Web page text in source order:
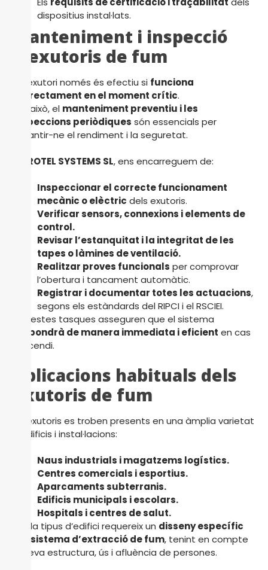
dispositius instal·lats.
Manteniment i inspecció
d’exutoris de fum
Un exutori només és efectiu si funciona
correctament en el moment crític.
Per això, el manteniment preventiu i les
inspeccions periòdiques són essencials per
garantir-ne el rendiment i la seguretat.
PROTEL SYSTEMS SL, ens encarreguem de:
Inspeccionar el correcte funcionament
mecànic o elèctric dels exutoris.
Verificar sensors, connexions i elements de
control.
Revisar l’estanquitat i la integritat de les
tapes o làmines de ventilació.
Realitzar proves funcionals per comprovar
l’obertura i tancament automàtic.
Registrar i documentar totes les actuacions,
segons els estàndards del RIPCI i el RSCIEI.
Aquestes tasques asseguren que el sistema
respondrà de manera immediata i eficient en cas
d’incendi.
Aplicacions habituals dels
exutoris de fum
Els exutoris es troben presents en una àmplia varietat
d’edificis i instal·lacions:
Naus industrials i magatzems logístics.
Centres comercials i esportius.
Aparcaments subterranis.
Edificis municipals i escolars.
Hospitals i centres de salut.
Cada tipus d’edifici requereix un disseny específic
del sistema d’extracció de fum, tenint en compte
la seva estructura, ús i afluència de persones.